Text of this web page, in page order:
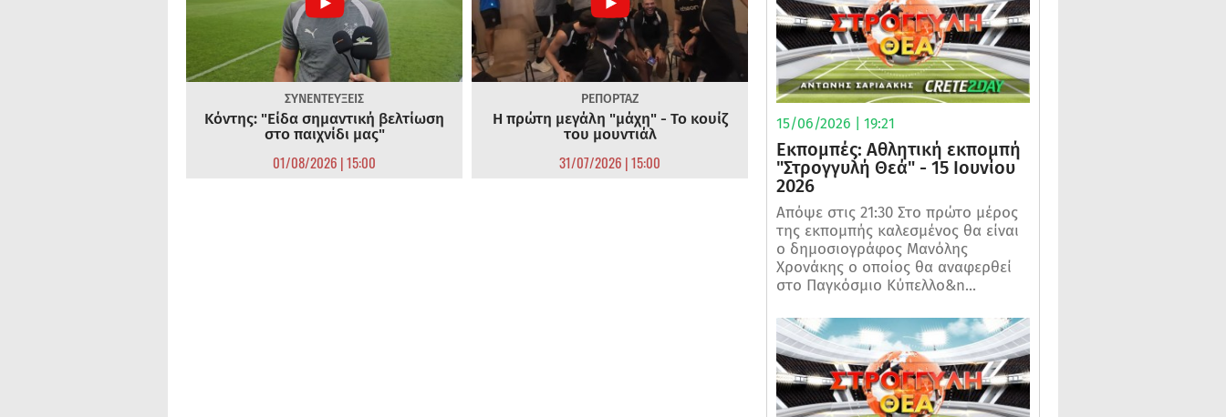
ΣΥΝΕΝΤΕΥΞΕΙΣ
Κόντης: "Είδα σημαντική βελτίωση
στο παιχνίδι μας"
01/08/2026 | 15:00
ΡΕΠΟΡΤΑΖ
Η πρώτη μεγάλη "μάχη" - Το κουίζ
του μουντιάλ
31/07/2026 | 15:00
15/06/2026 | 19:21
Εκπομπές: Αθλητική εκπομπή
"Στρογγυλή Θεά" - 15 Ιουνίου
2026
Απόψε στις 21:30 Στο πρώτο μέρος
της εκπομπής καλεσμένος θα είναι
ο δημοσιογράφος Μανόλης
Χρονάκης ο οποίος θα αναφερθεί
στο Παγκόσμιο Κύπελλο&n...